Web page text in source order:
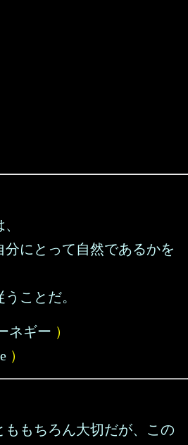
分にとって自然であるかを
ことだ。
ネギー ）
）
ももちろん大切だが、この